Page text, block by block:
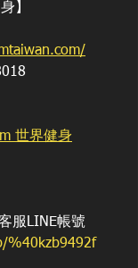
】
世界健身
服LINE帳號
%40kzb9492f